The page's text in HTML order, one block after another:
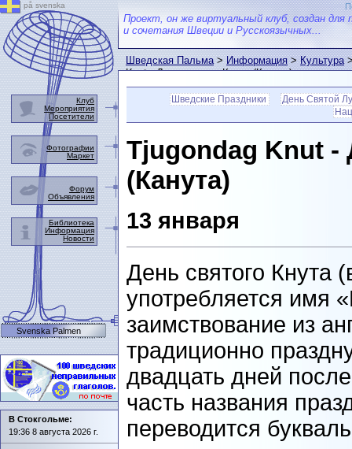
Проект, он же виртуальный клуб, создан для
и сочетания Швеции и Русскоязычных...
Шведская Пальма>Информация>Культура
Knut - День святого Кнута (Канута)
Шведские Праздники
День Святой
Tjugondag Knut -
(Канута)
13 января
День святого Кнута
употребляется имя
заимствование из
традиционно
двадцать дней
часть названия
переводится
på svenska
Клуб
Мероприятия
Посетители
Фотографии
Маркет
Форум
Объявления
Библиотека
Информация
Новости
Svenska Palmen
В Стокгольме:
19:36 8 августа 2026 г.